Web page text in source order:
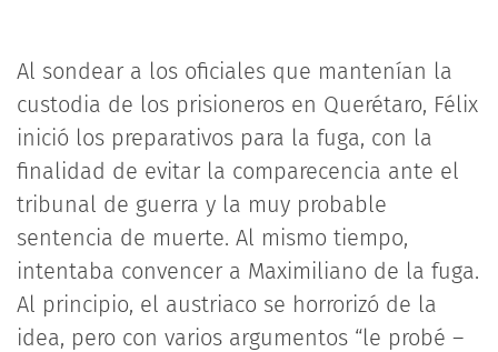
Al sondear a los oficiales que mantenían la
custodia de los prisioneros en Querétaro, Félix
inició los preparativos para la fuga, con la
finalidad de evitar la comparecencia ante el
tribunal de guerra y la muy probable
sentencia de muerte. Al mismo tiempo,
intentaba convencer a Maximiliano de la fuga.
Al principio, el austriaco se horrorizó de la
idea, pero con varios argumentos “le probé –